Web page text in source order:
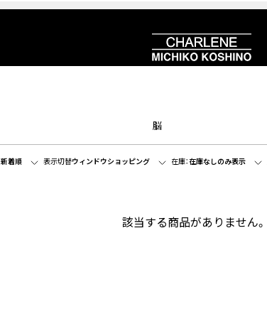
脳
新着順 表示切替ウィンドウショッピング 在庫：在庫なしのみ表示
該当する商品がありません。